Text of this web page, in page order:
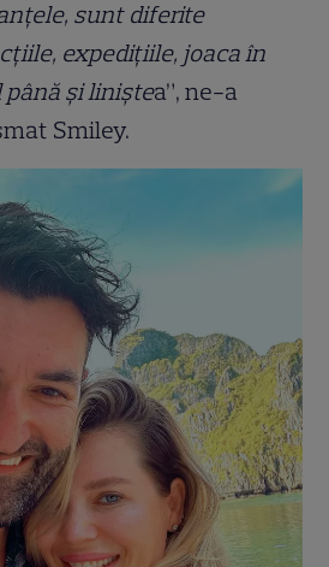
sunt diferite
expedițiile, joaca în
până și liniștea”, ne-a
Smiley.